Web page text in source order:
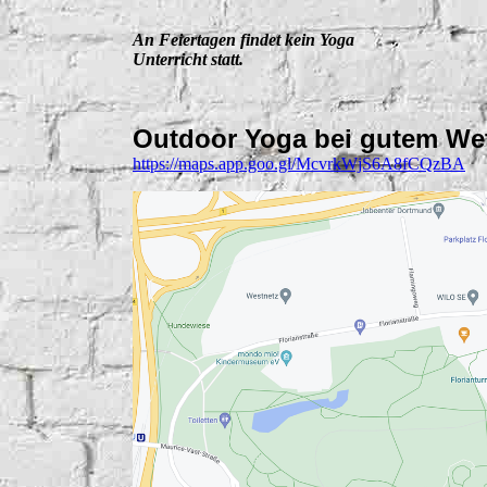
An Feiertagen findet kein Yoga
Unterricht statt.
Outdoor Yoga bei gutem
https://maps.app.goo.gl/McvrkWjS6A8fCQzBA